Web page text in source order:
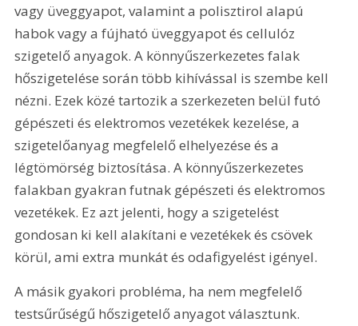
vagy üveggyapot, valamint a polisztirol alapú
habok vagy a fújható üveggyapot és cellulóz
szigetelő anyagok. A könnyűszerkezetes falak
hőszigetelése során több kihívással is szembe kell
nézni. Ezek közé tartozik a szerkezeten belül futó
gépészeti és elektromos vezetékek kezelése, a
szigetelőanyag megfelelő elhelyezése és a
légtömörség biztosítása. A könnyűszerkezetes
falakban gyakran futnak gépészeti és elektromos
vezetékek. Ez azt jelenti, hogy a szigetelést
gondosan ki kell alakítani e vezetékek és csövek
körül, ami extra munkát és odafigyelést igényel.
A másik gyakori probléma, ha nem megfelelő
testsűrűségű hőszigetelő anyagot választunk.